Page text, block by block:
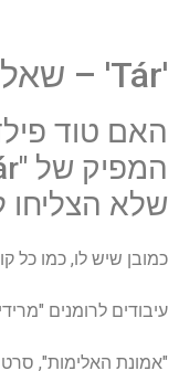
'Tár' – שאלות נפוצות
האם טוד
שלא הצליחו
כמובן שיש לו, כמו כל
עיבודים לרומנים
"אמונת האלימות",